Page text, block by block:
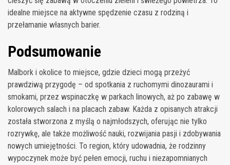
idealne miejsce na aktywne spędzenie czasu z rodziną i
przełamanie własnych barier.
Podsumowanie
Malbork i okolice to miejsce, gdzie dzieci mogą przeżyć
prawdziwą przygodę – od spotkania z ruchomymi dinozaurami i
smokami, przez wspinaczkę w parkach linowych, aż po zabawę w
kolorowych salach i na placach zabaw. Każda z opisanych atrakcji
została stworzona z myślą o najmłodszych, oferując nie tylko
rozrywkę, ale także możliwość nauki, rozwijania pasji i zdobywania
nowych umiejętności. To region, który udowadnia, że rodzinny
wypoczynek może być pełen emocji, ruchu i niezapomnianych